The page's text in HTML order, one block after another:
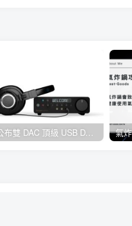
創巨公布雙 DAC 頂級 USB DAC 一體機 Sound Blaster X5 ，支援 4.4mm 平衡輸出亦可連接麥克風